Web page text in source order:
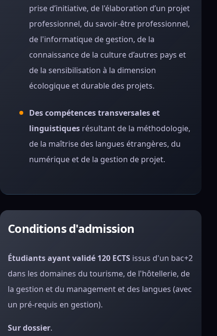
prise d’initiative, de l'élaboration d’un projet
professionnel, du savoir-être professionnel,
de l'informatique de gestion, de la
connaissance de la culture d’autres pays et
de la sensibilisation à la dimension
écologique et durable des projets.
Des compétences transversales et
linguistiques résultant de la méthodologie,
de la maîtrise des langues étrangères, du
numérique et de la gestion de projet.
Conditions d'admission
Étudiants ayant validé 120 ECTS issus d'un bac+2
dans les domaines du tourisme, de l'hôtellerie, de
la gestion et du management et des langues (avec
un pré-requis en gestion).
Sur dossier.